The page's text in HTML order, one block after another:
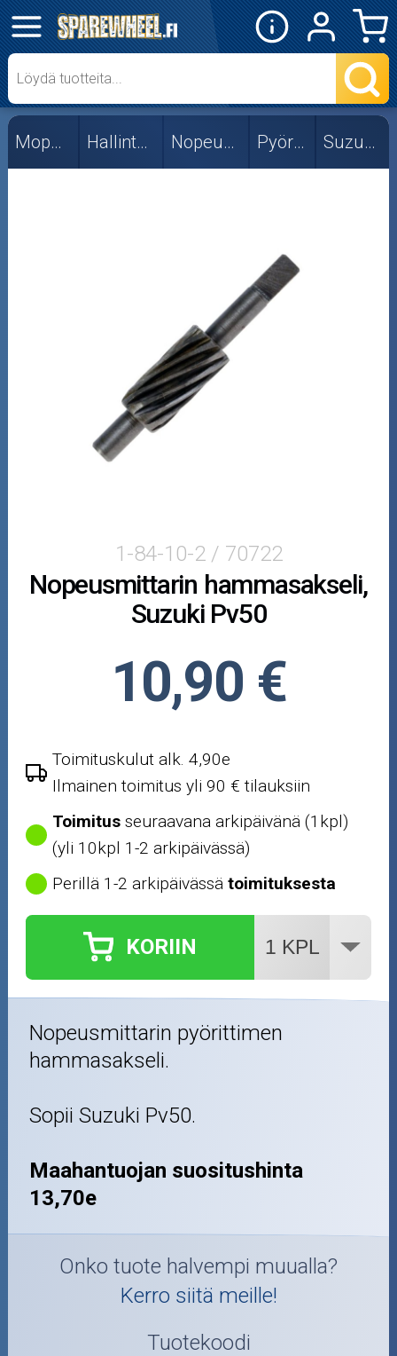
✕
Mopon osat
Beta
CPI/Generic
Moottoripyörän osat
Moottorikelkan osat
Mopoauton osat
Puutarha ja metsä
Ajovarusteet
Nastarenkaat
Öljyt ja kemikaalit
Työkalut
Outlet-tuotteet
Mopon osat Hallintalaitteet Nopeusmittarit Pyörittimet Suzuki Pv50
1-84-10-2 / 70722
Nopeusmittarin hammasakseli,
Suzuki Pv50
10,90 €
Toimituskulut alk. 4,90e
Ilmainen toimitus yli 90 € tilauksiin
Toimitus seuraavana arkipäivänä (1kpl)
(yli 10kpl 1-2 arkipäivässä)
Perillä 1-2 arkipäivässätoimituksesta
KORIIN
Nopeusmittarin pyörittimen
hammasakseli.
Sopii Suzuki Pv50.
Maahantuojan suositushinta
13,70e
Onko tuote halvempi muualla?
Kerro siitä meille!
Tuotekoodi